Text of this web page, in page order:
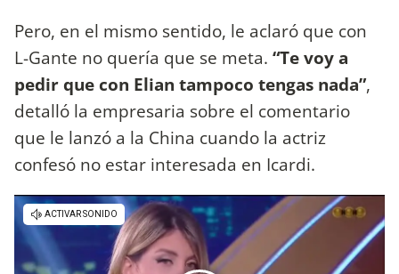
Pero, en el mismo sentido, le aclaró que con
L-Gante no quería que se meta. “Te voy a
pedir que con Elian tampoco tengas nada”,
detalló la empresaria sobre el comentario
que le lanzó a la China cuando la actriz
confesó no estar interesada en Icardi.